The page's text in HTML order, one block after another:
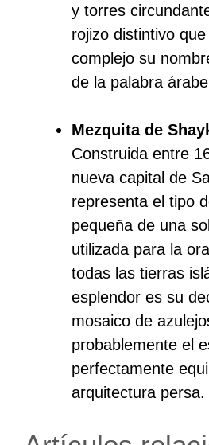
y torres
rojizo distintivo
complejo su
de la palabra árabe
Mezquita de
Construida entre
nueva capital de
representa el tipo
pequeña de una
utilizada para la
todas las tierras
esplendor es su
mosaico de
probablemente el
perfectamente
arquitectura persa.